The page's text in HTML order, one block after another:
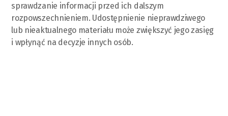
sprawdzanie informacji przed ich dalszym
rozpowszechnieniem. Udostępnienie nieprawdziwego
lub nieaktualnego materiału może zwiększyć jego zasięg
i wpłynąć na decyzje innych osób.